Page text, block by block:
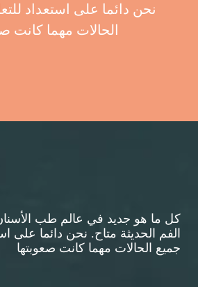
نحن دائما على استعداد
الحالات مهما كانت
كل ما هو جديد في عالم طب
الفم الحديثة متاح. نحن دائما على
جميع الحالات مهما كانت صعوبتها